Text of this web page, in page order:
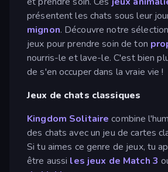
présentent les chats sous leur
mignon. Découvre notre
jeux pour prendre soin de ton
nourris-le et lave-le. C'est bien
de s'en occuper dans la vraie vie !
Jeux de chats classiques
Kingdom Solitaire combine
des chats avec un jeu de cartes
Si tu aimes ce genre de jeux, tu
être aussi les jeux de Match 3